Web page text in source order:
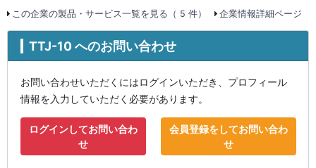
この企業の製品・サービス一覧を見る（ 5 件） 企業情報詳細ページ
TTJ-10 へのお問い合わせ
お問い合わせいただくにはログインいただき、プロフィール
情報を入力していただく必要があります。
ログインしてお問い合わ
せ
会員登録をしてお問い合わ
せ